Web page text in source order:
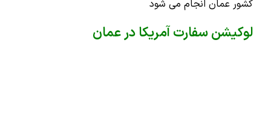
کشور عمان انجام می شود
لوکیشن سفارت آمریکا در عمان